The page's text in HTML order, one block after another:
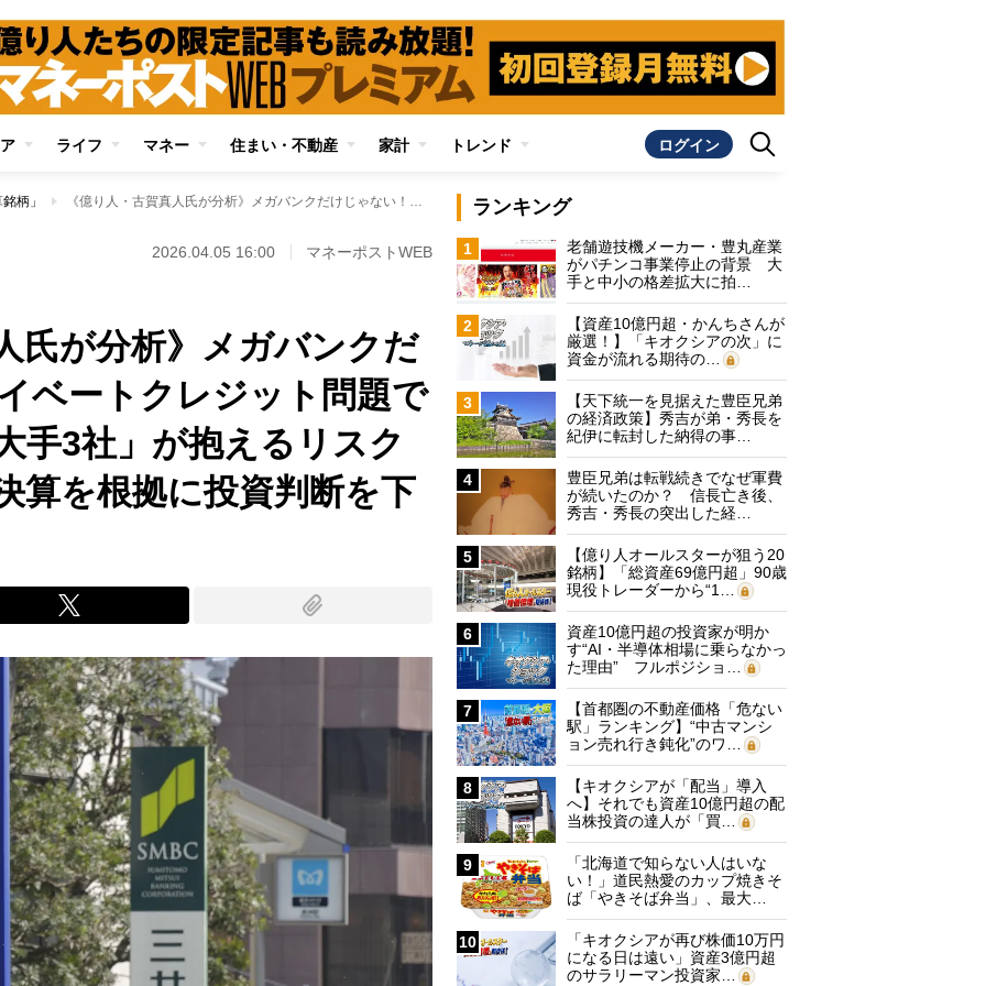
ライフ マネー 住まい・不動産 家計 トレンド ログイン
柄」 《億り人・古賀真人氏が分析》メガバンクだけじゃない！プライベートクレジット問題で警戒すべき「金融大手3社」が抱えるリスクを解説 直近の好決算を根拠に投資判断を下す危うさ
2026.04.05 16:00 マネーポストWEB
氏が分析》メガバンクだ
ベートクレジット問題で
手3社」が抱えるリスク
を根拠に投資判断を下
ランキング
1
老舗遊技機メーカー・豊丸産業
がパチンコ事業停止の背景 大
手と中小の格差拡大に拍…
2
【資産10億円超・かんちさんが
厳選！】「キオクシアの次」に
資金が流れる期待の…
3
【天下統一を見据えた豊臣兄弟
の経済政策】秀吉が弟・秀長を
紀伊に転封した納得の事…
4
豊臣兄弟は転戦続きでなぜ軍費
が続いたのか？ 信長亡き後、
秀吉・秀長の突出した経…
5
【億り人オールスターが狙う20
銘柄】「総資産69億円超」90歳
現役トレーダーから“1…
6
資産10億円超の投資家が明か
す“AI・半導体相場に乗らなかっ
た理由” フルポジショ…
7
【首都圏の不動産価格「危ない
駅」ランキング】“中古マンシ
ョン売れ行き鈍化”のワ…
8
【キオクシアが「配当」導入
へ】それでも資産10億円超の配
当株投資の達人が「買…
9
「北海道で知らない人はいな
い！」道民熱愛のカップ焼きそ
ば「やきそば弁当」、最大…
10
「キオクシアが再び株価10万円
になる日は遠い」資産3億円超
のサラリーマン投資家…